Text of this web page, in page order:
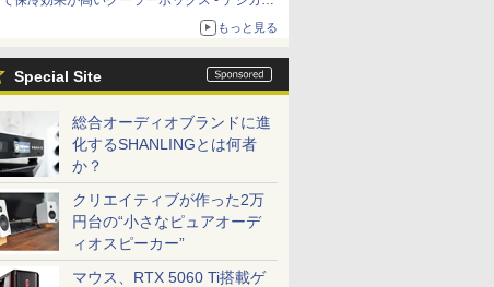
もっと見る
Special Site
総合オーディオブランドに進
化するSHANLINGとは何者
か？
クリエイティブが作った2万
円台の“小さなピュアオーデ
ィオスピーカー”
マウス、RTX 5060 Ti搭載ゲ